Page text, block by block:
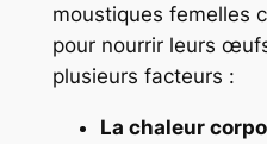
moustiques femelles
pour nourrir leurs
plusieurs facteurs :
La chaleur